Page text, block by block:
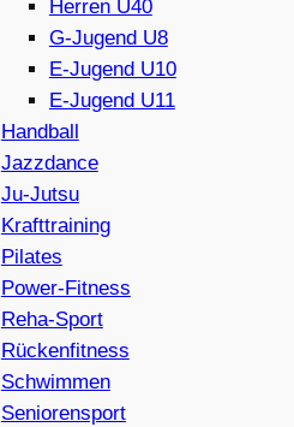
Herren Ü40
G-Jugend U8
E-Jugend U10
E-Jugend U11
Handball
Jazzdance
Ju-Jutsu
Krafttraining
Pilates
Power-Fitness
Reha-Sport
Rückenfitness
Schwimmen
Seniorensport